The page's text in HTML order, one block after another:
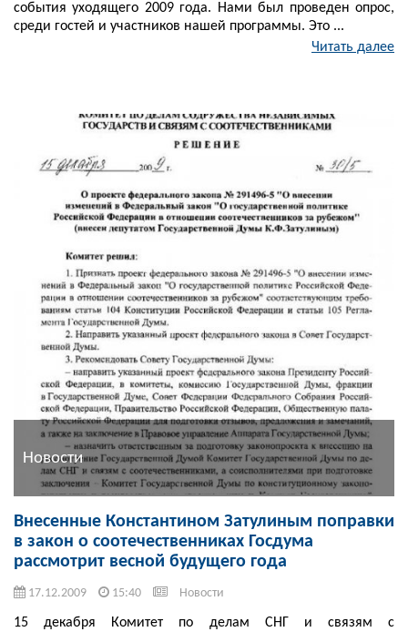
события уходящего 2009 года. Нами был проведен опрос,
среди гостей и участников нашей программы. Это ...
Читать далее
Новости
Внесенные Константином Затулиным поправки
в закон о соотечественниках Госдума
рассмотрит весной будущего года
17.12.2009 15:40 Новости
15 декабря Комитет по делам СНГ и связям с